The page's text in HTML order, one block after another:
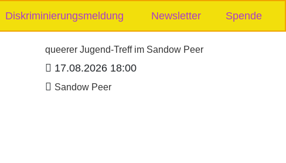
Diskriminierungsmeldung Newsletter Spende
queerer Jugend-Treff im Sandow Peer
17.08.2026 18:00
Sandow Peer